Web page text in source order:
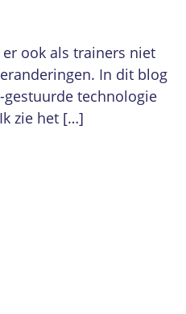
ook als trainers niet
In dit blog
gestuurde technologie
zie het […]